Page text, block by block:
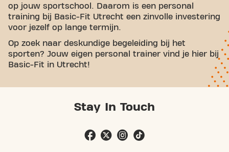
op jouw sportschool. Daarom is een personal
training bij Basic-Fit Utrecht een zinvolle investering
voor jezelf op lange termijn.
Op zoek naar deskundige begeleiding bij het
sporten? Jouw eigen personal trainer vind je hier bij
Basic-Fit in Utrecht!
Stay In Touch